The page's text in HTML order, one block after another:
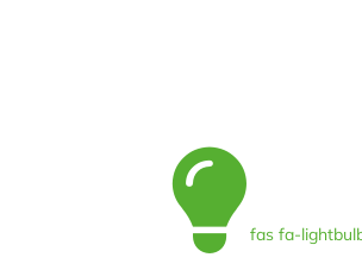
fas fa-